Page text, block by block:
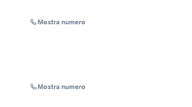
Mostra numero
Mostra numero